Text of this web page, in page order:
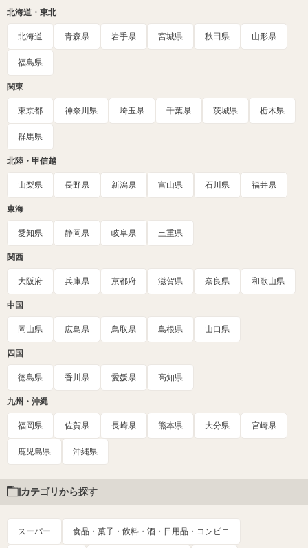
北海道・東北
北海道 青森県 岩手県 宮城県 秋田県 山形県
福島県
関東
東京都 神奈川県 埼玉県 千葉県 茨城県 栃木県
群馬県
北陸・甲信越
山梨県 長野県 新潟県 富山県 石川県 福井県
東海
愛知県 静岡県 岐阜県 三重県
関西
大阪府 兵庫県 京都府 滋賀県 奈良県 和歌山県
中国
岡山県 広島県 鳥取県 島根県 山口県
四国
徳島県 香川県 愛媛県 高知県
九州・沖縄
福岡県 佐賀県 長崎県 熊本県 大分県 宮崎県
鹿児島県 沖縄県
カテゴリから探す
スーパー 食品・菓子・飲料・酒・日用品・コンビニ